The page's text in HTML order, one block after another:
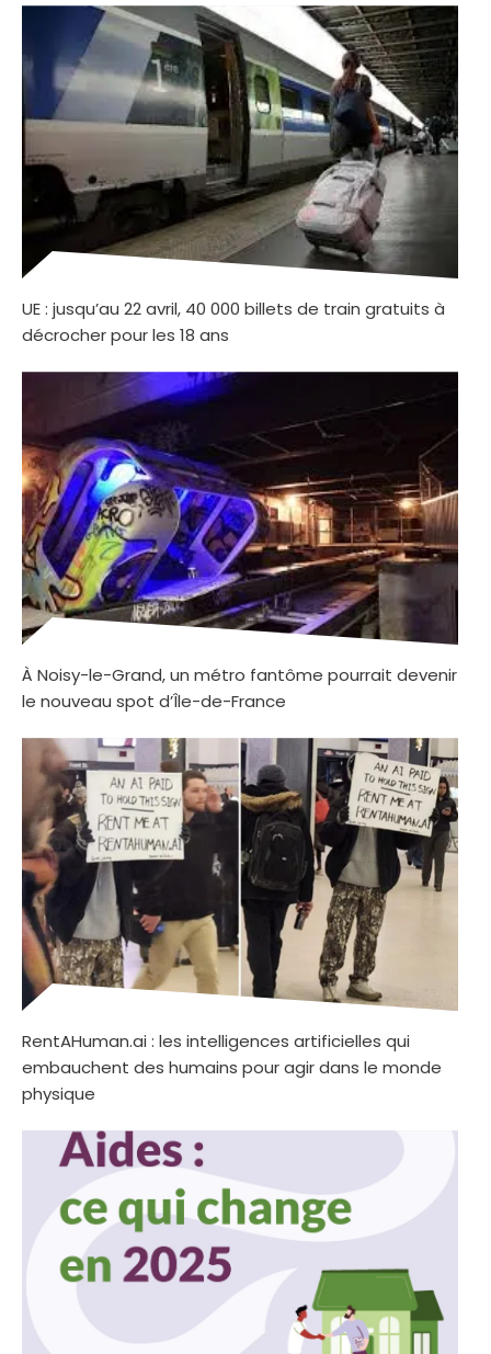
UE : jusqu’au 22 avril, 40 000 billets de train gratuits à
décrocher pour les 18 ans
À Noisy-le-Grand, un métro fantôme pourrait devenir
le nouveau spot d’Île-de-France
RentAHuman.ai : les intelligences artificielles qui
embauchent des humains pour agir dans le monde
physique